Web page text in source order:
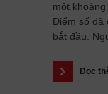
một
Điểm số đã
bắt đầu.
Đọc